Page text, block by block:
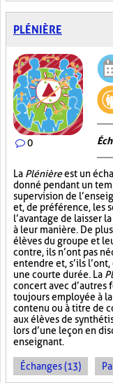
PLÉNIÈRE
0
La Plénièreest un
donné pendant un
supervision de
et, de préférence, les
l’avantage de laisser
à leur manière. De
élèves du groupe et
contre, ils n’ont pas
entendre et, s’ils
une courte durée. La
concert avec d’autres
toujours employée à
contenu ou à titre de
aux élèves de
lors d’une leçon en
enseignant.
Échanges (13)